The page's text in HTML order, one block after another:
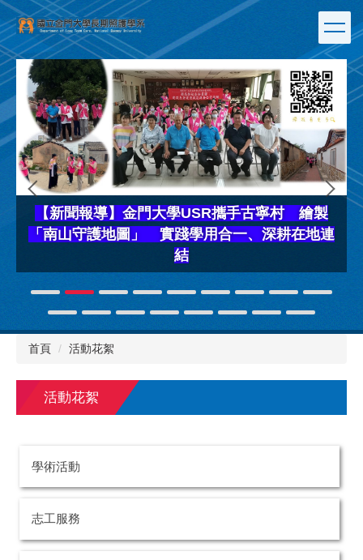
跳
到
主
要
內
容
區
【新聞報導】金門大學USR攜手古寧村 繪製
「南山守護地圖」 實踐學用合一、深耕在地連
結
首頁 活動花絮
活動花絮
學術活動
志工服務